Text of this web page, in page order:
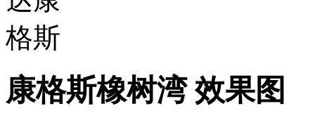
康格斯橡树湾 效果图